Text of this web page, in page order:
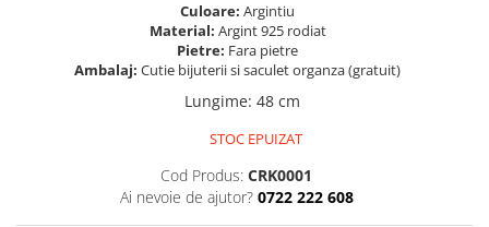
Culoare: Argintiu
Material: Argint 925 rodiat
Pietre: Fara pietre
Ambalaj: Cutie bijuterii si saculet organza (gratuit)
Lungime: 48 cm
STOC EPUIZAT
Cod Produs: CRK0001
Ai nevoie de ajutor? 0722 222 608